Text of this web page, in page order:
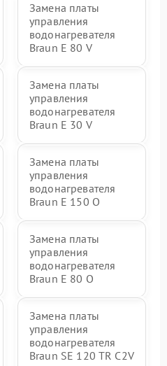
Замена платы
управления
водонагревателя
Braun E 80 V
Замена платы
управления
водонагревателя
Braun E 30 V
Замена платы
управления
водонагревателя
Braun E 150 O
Замена платы
управления
водонагревателя
Braun E 80 O
Замена платы
управления
водонагревателя
Braun SE 120 TR C2V